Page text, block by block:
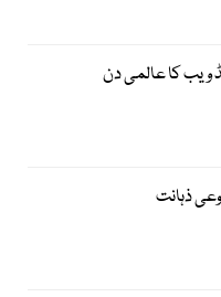
ویب کا عالمی دن
ذہانت